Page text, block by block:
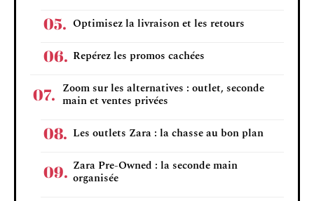
Optimisez la livraison et les retours
Repérez les promos cachées
Zoom sur les alternatives : outlet, seconde
main et ventes privées
Les outlets Zara : la chasse au bon plan
Zara Pre-Owned : la seconde main
organisée